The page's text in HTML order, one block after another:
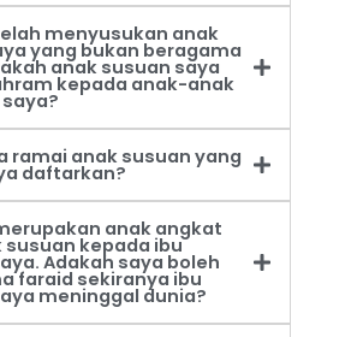
menyusukan anak
yang bukan beragama
anak susuan saya
kepada anak-anak
ramai anak susuan yang
daftarkan?
anak angkat
susuan kepada ibu
Adakah saya boleh
faraid sekiranya ibu
meninggal dunia?